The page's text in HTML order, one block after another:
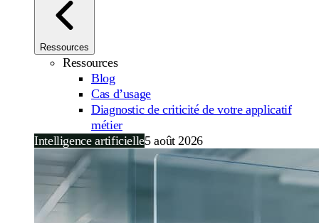
Ressources
Ressources
Blog
Cas d’usage
Diagnostic de criticité de votre applicatif
métier
Intelligence artificielle5 août 2026